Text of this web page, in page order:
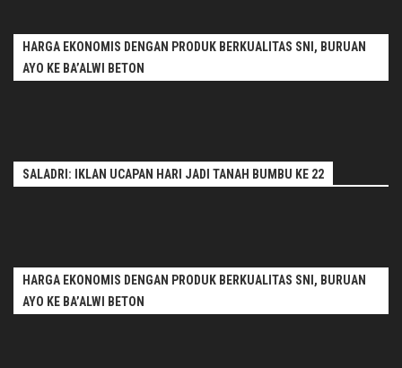
HARGA EKONOMIS DENGAN PRODUK BERKUALITAS SNI, BURUAN
AYO KE BA’ALWI BETON
SALADRI: IKLAN UCAPAN HARI JADI TANAH BUMBU KE 22
HARGA EKONOMIS DENGAN PRODUK BERKUALITAS SNI, BURUAN
AYO KE BA’ALWI BETON